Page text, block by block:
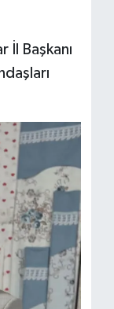
İl Başkanı